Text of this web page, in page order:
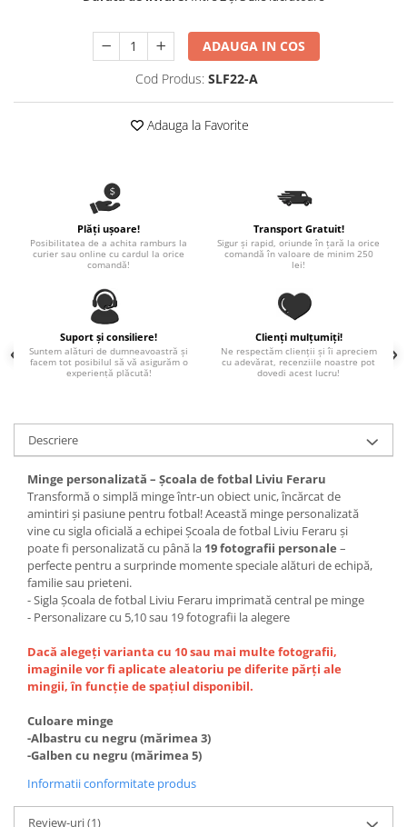
Alte evenimente
Engleza
Germana
Italiana
Franceza
Diverse
Toppere Flori
Pachete de toppere
Oferte (Cake Toppers)
Oferte (Toppere Flori)
Pachete Inedite
Stand Prezentare
Oneline (Topper Lateral)
ADAUGA IN COS
Cod Produs: SLF22-A
Adauga la Favorite
Plăți ușoare!
Posibilitatea de a achita ramburs la
curier sau online cu cardul la orice
comandă!
Transport Gratuit!
Sigur și rapid, oriunde în țară la orice
comandă în valoare de minim 250
lei!
Suport și consiliere!
Suntem alături de dumneavoastră și
facem tot posibilul să vă asigurăm o
experiență plăcută!
Clienți mulțumiți!
Ne respectăm clienții și îi apreciem
cu adevărat, recenziile noastre pot
dovedi acest lucru!
Descriere
Minge personalizată – Școala de fotbal Liviu Feraru
Transformă o simplă minge într-un obiect unic, încărcat de
amintiri și pasiune pentru fotbal! Această minge personalizată
vine cu sigla oficială a echipei Școala de fotbal Liviu Feraru și
poate fi personalizată cu până la 19 fotografii personale –
perfecte pentru a surprinde momente speciale alături de echipă,
familie sau prieteni.
- Sigla Școala de fotbal Liviu Feraru imprimată central pe minge
- Personalizare cu 5,10 sau 19 fotografii la alegere
Dacă alegeți varianta cu 10 sau mai multe fotografii,
imaginile vor fi aplicate aleatoriu pe diferite părți ale
mingii, în funcție de spațiul disponibil.
Culoare minge
-Albastru cu negru (mărimea 3)
-Galben cu negru (mărimea 5)
Informatii conformitate produs
Review-uri(1)